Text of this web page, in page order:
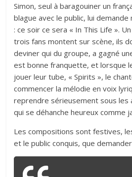
Simon, seul à baragouiner un
blague avec le public, lui
: ce soir ce sera « In This Life ».
trois fans montent sur scène, ils
deviner qui du groupe, a gagné
est bonne franquette, et lorsque
jouer leur tube, « Spirits », le
commencer la mélodie en voix
reprendre sérieusement sous les
qui se déhanche heureux comme
Les compositions sont festives,
et le public conquis, que